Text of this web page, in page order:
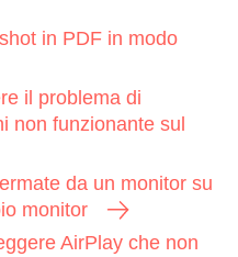
in PDF in modo
il problema di
non funzionante sul
da un monitor su
monitor
AirPlay che non